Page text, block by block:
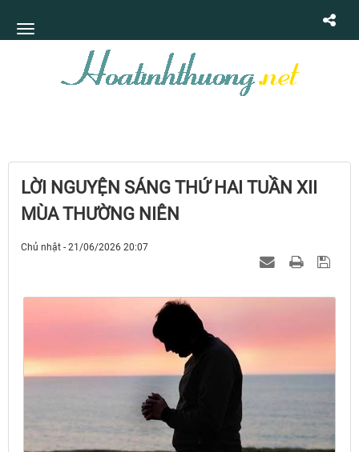
LỜI NGUYỆN SÁNG THỨ HAI TUẦN XII
MÙA THƯỜNG NIÊN
Chủ nhật - 21/06/2026 20:07